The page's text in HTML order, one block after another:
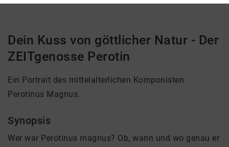
Dein Kuss von göttlicher Natur - Der
ZEITgenosse Perotin
Ein Portrait des mittelalterlichen Komponisten
Perotinus Magnus.
Synopsis
Wer war Perotinus magnus? Ob, wann und wo genau er